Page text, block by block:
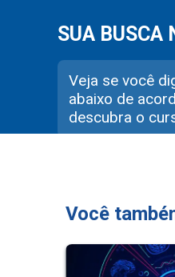
SUA BUSCA
Veja se você
abaixo de
descubra o
Você